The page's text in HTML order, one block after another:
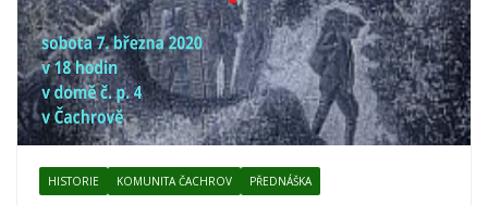
HISTORIE KOMUNITA ČACHROV PŘEDNÁŠKA